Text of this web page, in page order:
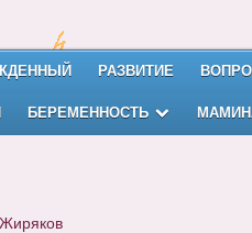
РАЗВИТИЕ
БЕРЕМЕННОСТЬ